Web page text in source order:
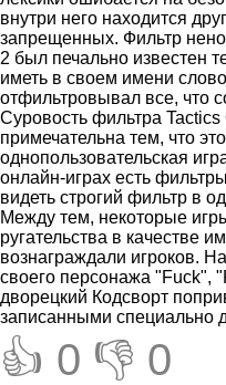
внутри него находится
запрещенных. Фильтр
2 был печально известен
иметь в своем имени
отфильтровывал все, что
Суровость фильтра
примечательна тем, что
однопользовательская
онлайн-играх есть
видеть строгий фильтр в
Между тем, некоторые
ругательства в качестве
вознаграждали игроков.
своего персонажа "Fuck",
дворецкий Кодсворт
записанными специально
👍 0 👎 0